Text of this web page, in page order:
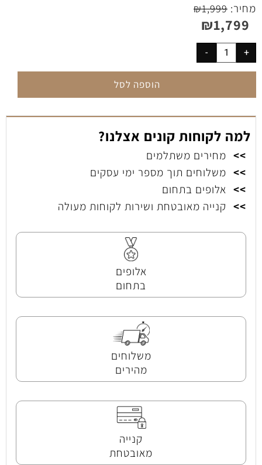
מחיר:
₪1,999
₪1,799
הוספה לסל
למה לקוחות קונים אצלנו?
>> מחירים משתלמים
>> משלוחים תוך מספר ימי עסקים
>> אלופים בתחום
>> קנייה מאובטחת ושירות לקוחות מעולה
אלופים
בתחום
משלוחים
מהירים
קנייה
מאובטחת